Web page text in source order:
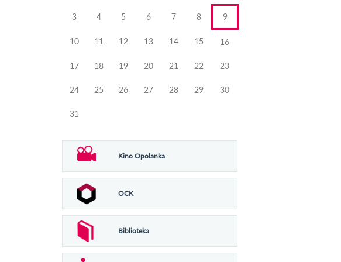
3 4 5 6 7 8 9
10 11 12 13 14 15 16
17 18 19 20 21 22 23
24 25 26 27 28 29 30
31
Kino Opolanka
OCK
Biblioteka